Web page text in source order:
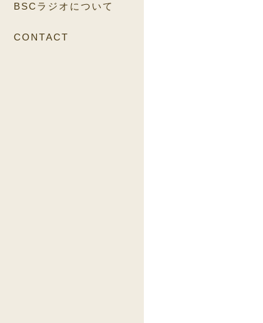
BSCラジオについて
CONTACT